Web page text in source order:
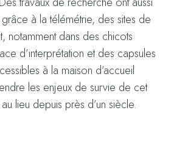
à la télémétrie, des sites de
notamment dans des chicots
d’interprétation et des capsules
à la maison d’accueil
les enjeux de survie de cet
lieu depuis près d’un siècle.